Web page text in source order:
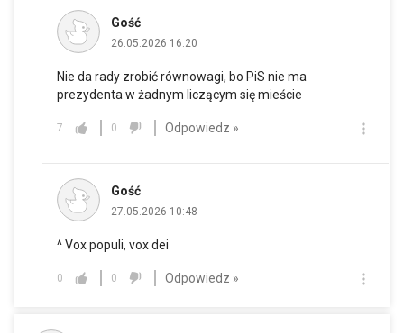
Gość
26.05.2026 16:20
Nie da rady zrobić równowagi, bo PiS nie ma
prezydenta w żadnym liczącym się mieście
7 0 Odpowiedz »
Gość
27.05.2026 10:48
^ Vox populi, vox dei
0 0 Odpowiedz »